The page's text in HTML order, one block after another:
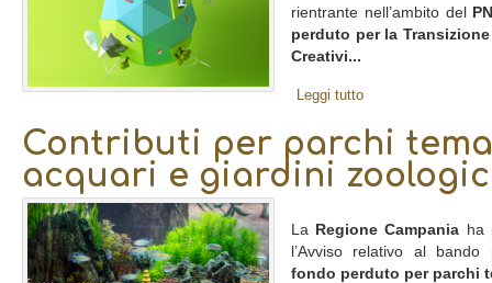
rientrante nell’ambito del
perduto per la
Creativi...
Leggi tutto
Contributi per parchi
acquari e giardini
La Regione Campania ha
l’Avviso relativo al
fondo perduto per parchi